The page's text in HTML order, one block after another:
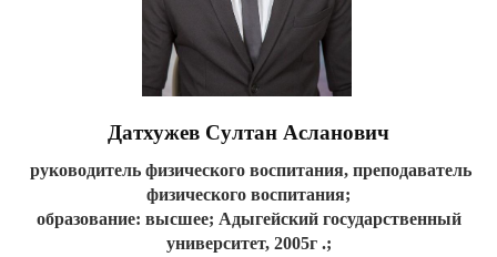
Датхужев Султан Асланович
руководитель физического воспитания, преподаватель
физического воспитания;
образование: высшее; Адыгейский государственный
университет, 2005г .;